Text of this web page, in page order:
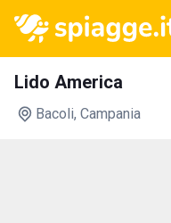
Lido America
Bacoli, Campania